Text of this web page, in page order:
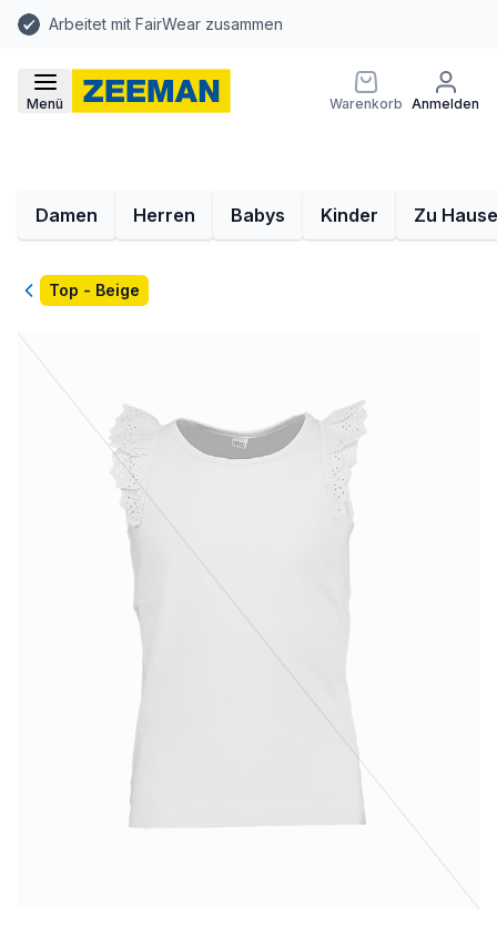
Arbeitet mit FairWear zusammen
Menü Warenkorb Anmelden
Damen Herren Babys Kinder Zu Hause
ZurückTop - Beige